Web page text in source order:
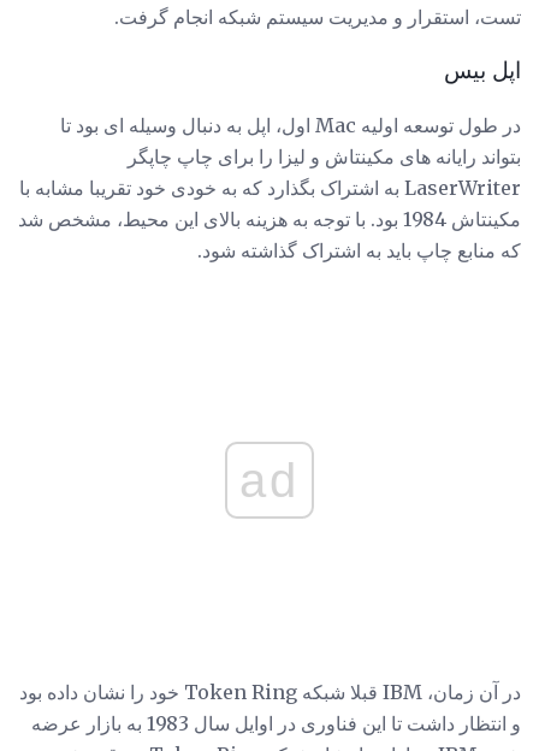
تست، استقرار و مدیریت سیستم شبکه انجام گرفت.
اپل بیس
در طول توسعه اولیه Mac اول، اپل به دنبال وسیله ای بود تا
بتواند رایانه های مکینتاش و لیزا را برای چاپ چاپگر
LaserWriter به اشتراک بگذارد که به خودی خود تقریبا مشابه با
مکینتاش 1984 بود. با توجه به هزینه بالای این محیط، مشخص شد
که منابع چاپ باید به اشتراک گذاشته شود.
ad
در آن زمان، IBM قبلا شبکه Token Ring خود را نشان داده بود
و انتظار داشت تا این فناوری در اوایل سال 1983 به بازار عرضه